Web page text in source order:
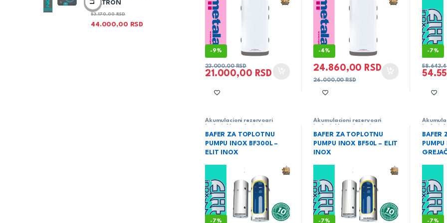
-9%
21.000,00 RSD
23.000,00RSD
-4%
24.860,00 RSD
26.000,00RSD
-7%
Akumulacioni rezervoari
rezervoari za toplu tehničku
Grejanje
BAFER ZA TOPLOTNU
PUMPU INOX BF300L –
ELIT INOX
-7%
Akumulacioni rezervoari
rezervoari za toplu tehničku
Grejanje
BAFER ZA TOPLOTNU
PUMPU INOX BF50L – ELIT
INOX
-7%
Grejanje
BAFER
-7%
SELTRON
44.000,00 RSD
53.170,00RSD